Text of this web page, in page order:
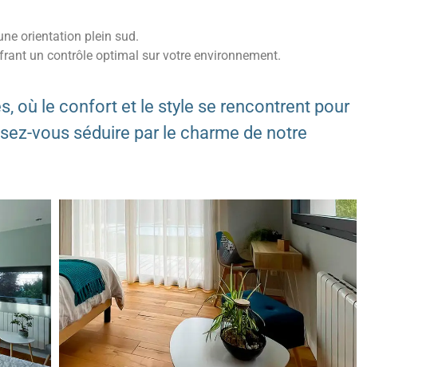
orientation plein sud.
un contrôle optimal sur votre environnement.
où le confort et le style se rencontrent pour
vous séduire par le charme de notre